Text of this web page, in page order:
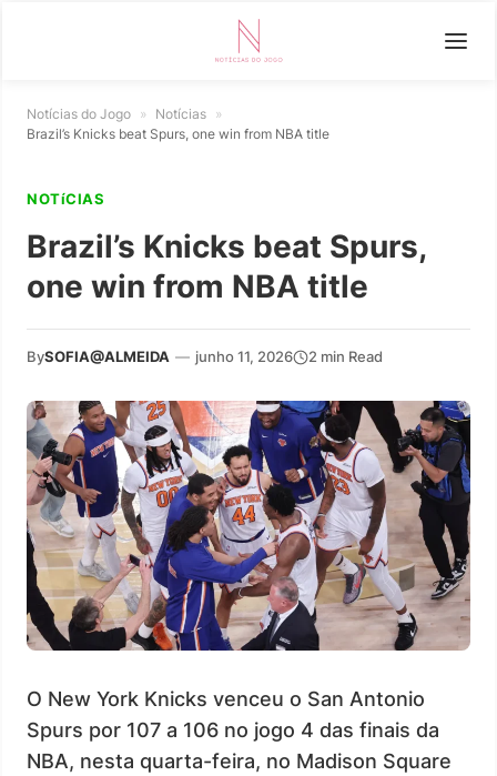
Notícias do Jogo » Notícias »
Brazil’s Knicks beat Spurs, one win from NBA title
NOTíCIAS
Brazil’s Knicks beat Spurs,
one win from NBA title
BySOFIA@ALMEIDA — junho 11, 2026 2 min Read
O New York Knicks venceu o San Antonio
Spurs por 107 a 106 no jogo 4 das finais da
NBA, nesta quarta-feira, no Madison Square